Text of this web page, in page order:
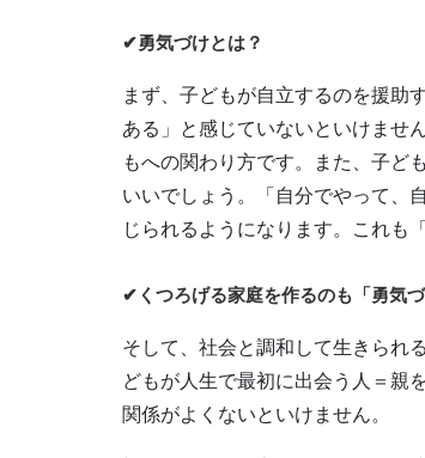
✔勇気づけとは？
まず、子どもが自立するのを援助
ある」と感じていないといけませ
もへの関わり方です。また、子ど
いいでしょう。「自分でやって、
じられるようになります。これも
✔くつろげる家庭を作るのも「勇気づ
そして、社会と調和して生きられ
どもが人生で最初に出会う人＝親
関係がよくないといけません。